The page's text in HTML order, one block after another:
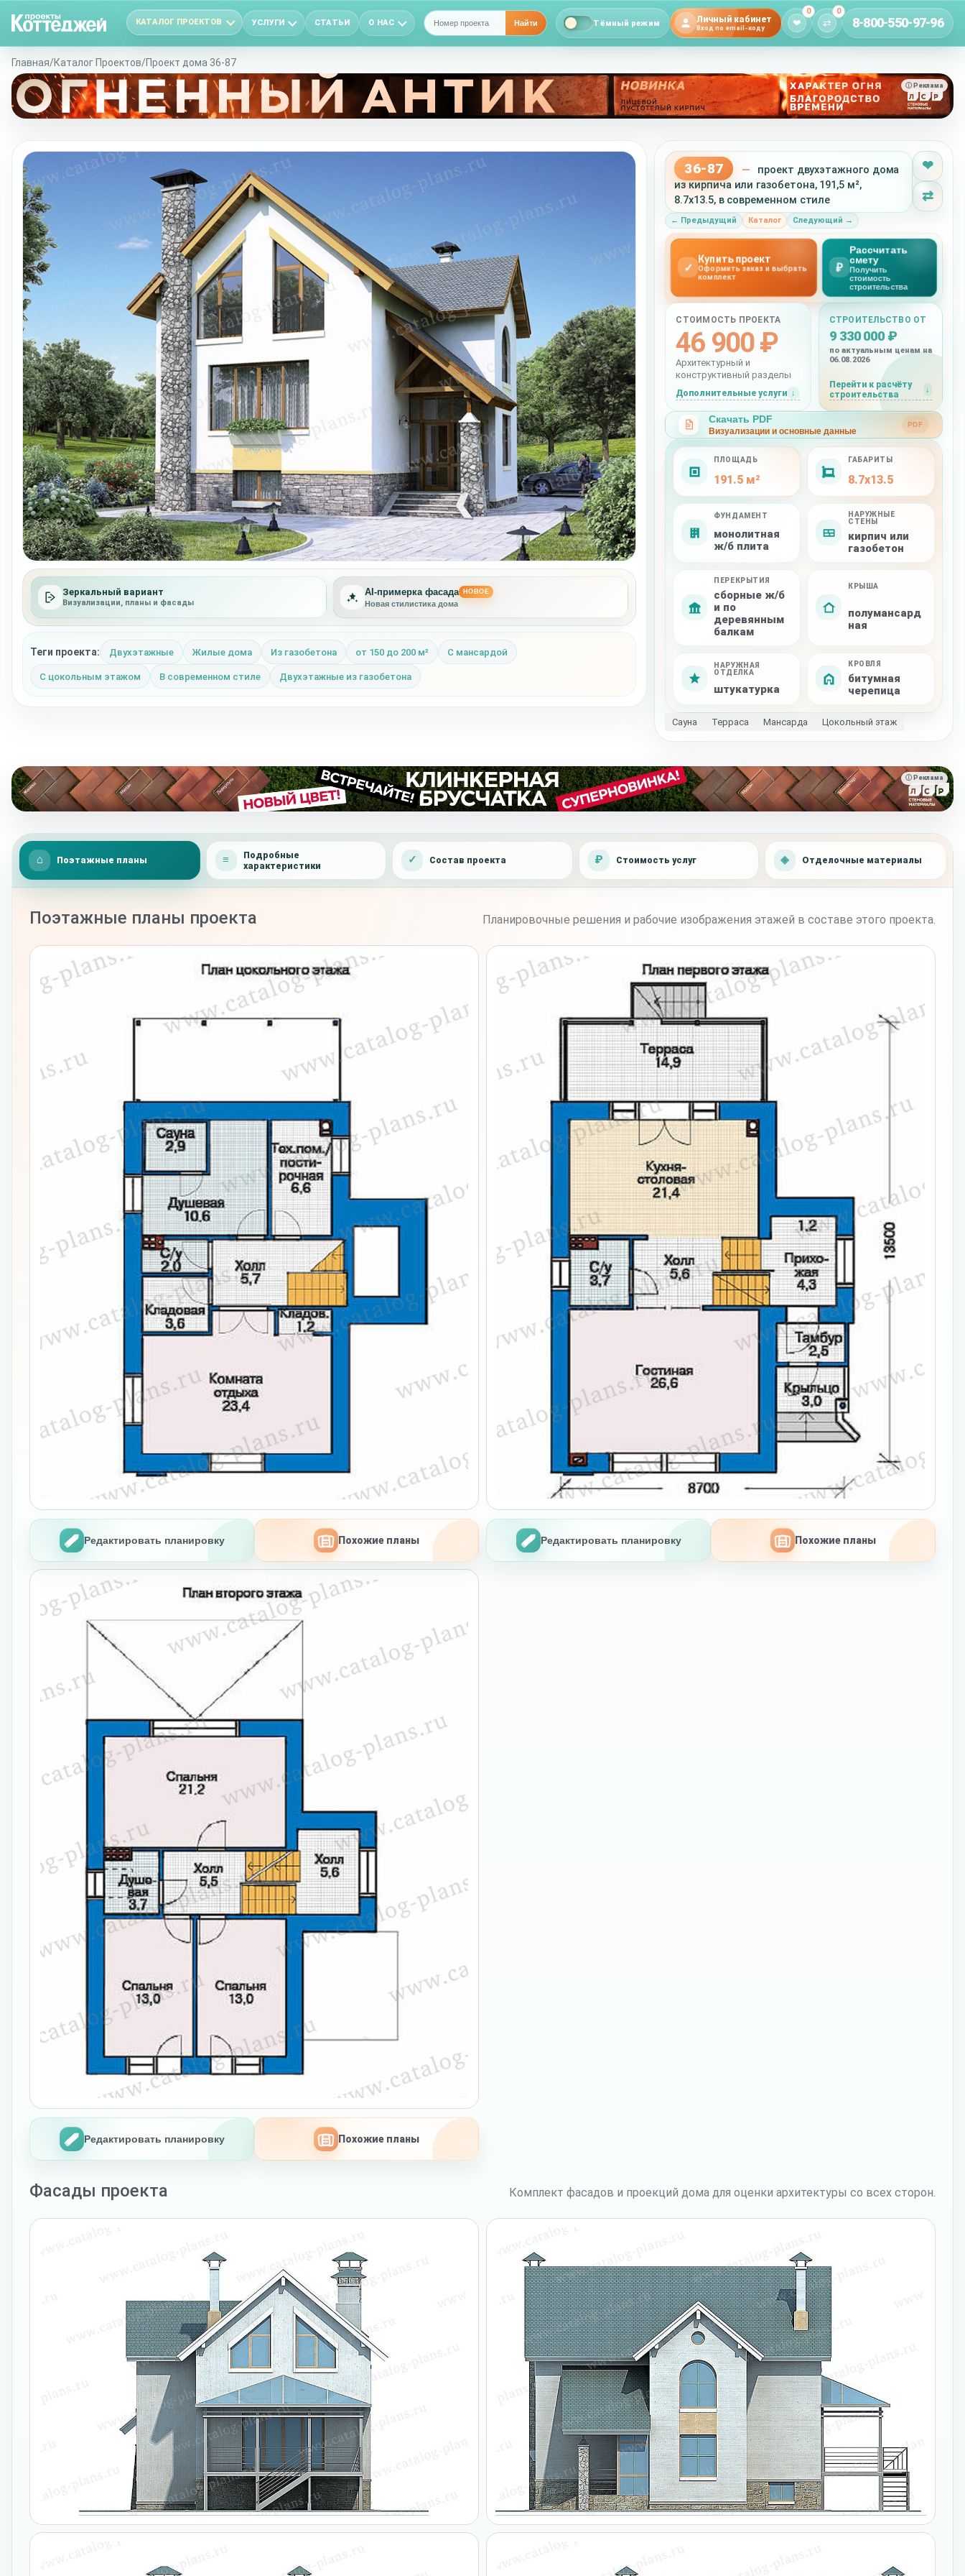
КАТАЛОГ ПРОЕКТОВ УСЛУГИ СТАТЬИ О НАС Найти Тёмный режим Личный кабинет
Вход по email-коду ❤
0
⇄
0
8-800-550-97-96
Главная/Каталог Проектов/Проект дома 36-87
ⓘ Реклама
Зеркальный вариант
Визуализации, планы и фасады
AI-примерка фасада НОВОЕ
Новая стилистика дома
Теги проекта: Двухэтажные Жилые дома Из газобетона от 150 до 200 м² С мансардой
С цокольным этажом В современном стиле Двухэтажные из газобетона
36-87 —
проект двухэтажного дома
из кирпича или газобетона, 191,5 м²,
8.7x13.5, в современном стиле
← Предыдущий Каталог Следующий →
❤
⇄
ПЛОЩАДЬ
191.5 м²
ГАБАРИТЫ
8.7x13.5
ФУНДАМЕНТ
монолитная
ж/б плита
НАРУЖНЫЕ
СТЕНЫ
кирпич или
газобетон
ПЕРЕКРЫТИЯ
сборные ж/б
и по
деревянным
балкам
КРЫША
полумансард
ная
НАРУЖНАЯ
ОТДЕЛКА
штукатурка
КРОВЛЯ
битумная
черепица
Сауна Терраса Мансарда Цокольный этаж
СТОИМОСТЬ ПРОЕКТА
46 900 ₽
Архитектурный и
конструктивный разделы
Дополнительные услуги
СТРОИТЕЛЬСТВО ОТ
9 330 000 ₽
по актуальным ценам на
06.08.2026
Перейти к расчёту
строительства
✓
Купить проект
Оформить заказ и выбрать
комплект
₽
Рассчитать
смету
Получить
стоимость
строительства
Скачать PDF
Визуализации и основные данные
PDF
ⓘ Реклама
Поэтажные планы
Подробные
характеристики
Состав проекта Стоимость услуг Отделочные материалы
Поэтажные планы проекта Планировочные решения и рабочие изображения этажей в составе этого проекта.
Редактировать планировку Похожие планы Редактировать планировку Похожие планы
Редактировать планировку Похожие планы
Фасады проекта Комплект фасадов и проекций дома для оценки архитектуры со всех сторон.